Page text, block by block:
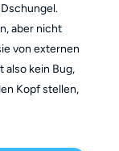
aber nicht
von externen
also kein Bug,
Kopf stellen,